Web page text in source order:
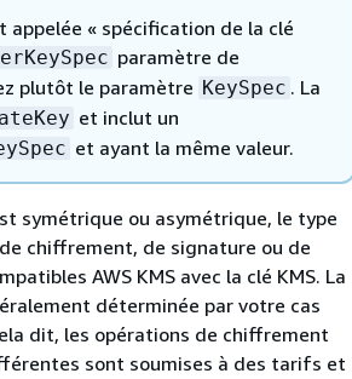
appelée « spécification de la clé
paramètre de
plutôt le paramètre KeySpec . La
et inclut un
et ayant la même valeur.
symétrique ou asymétrique, le type
chiffrement, de signature ou de
AWS KMS avec la clé KMS. La
déterminée par votre cas
dit, les opérations de chiffrement
sont soumises à des tarifs et